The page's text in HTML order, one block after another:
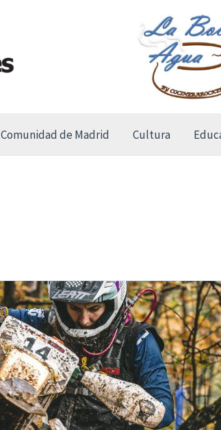
Comunidad de Madrid Cultura